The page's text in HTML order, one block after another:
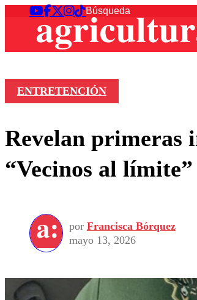
ENTRETENCIÓN
Revelan primeras
“Vecinos al límite”
por Francisca Bórquez
mayo 13, 2026